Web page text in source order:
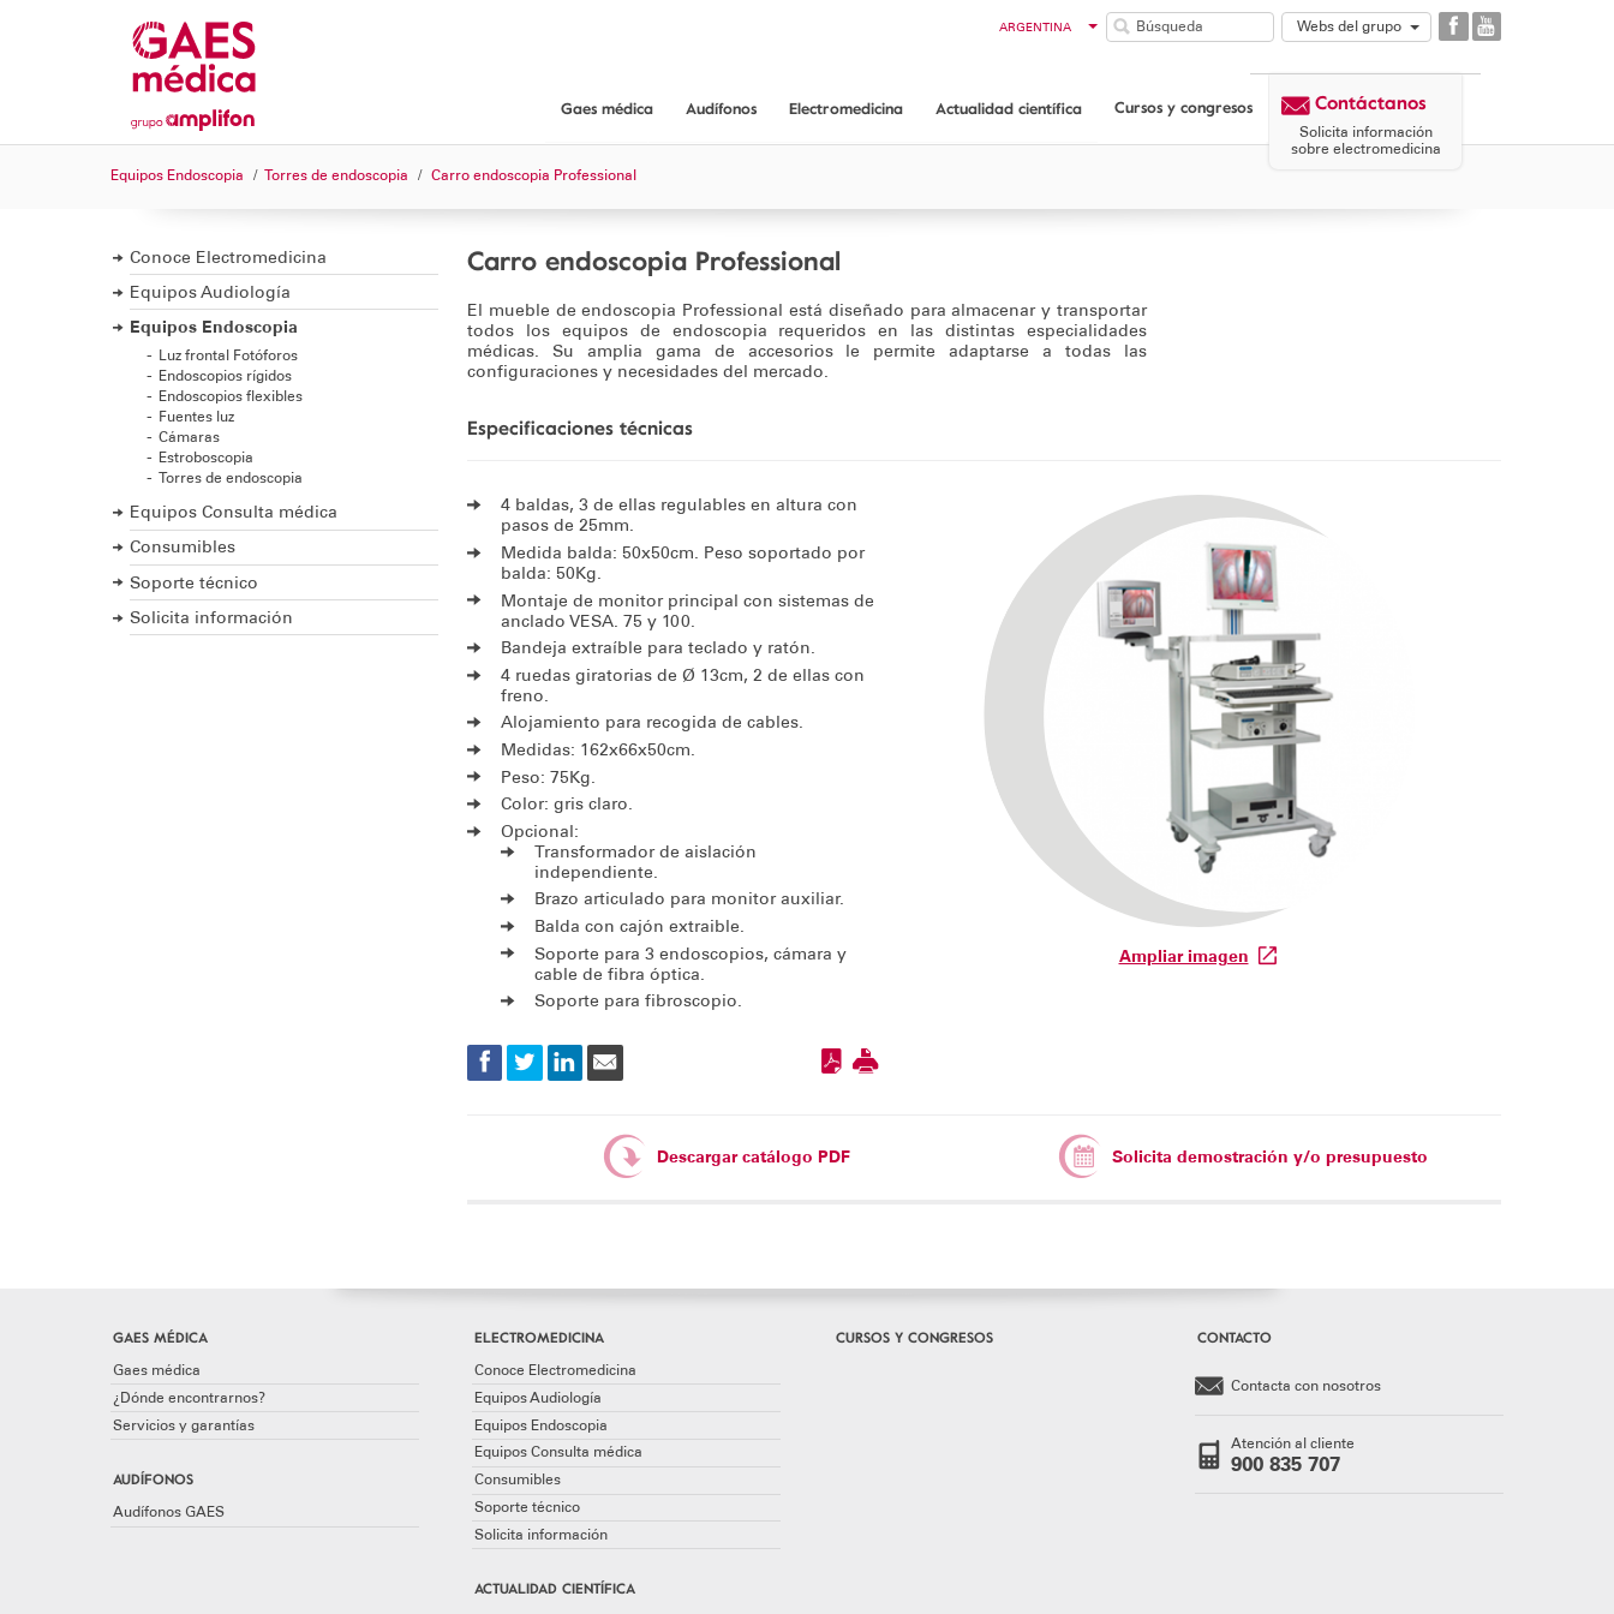
Webs del grupo
COMUNIDAD
GAES
CORPORATIVA
GAES
ARGENTINA
PANAMÁ
Gaes médica
Gaes médica
¿Dónde encontrarnos?
Audífonos Electromedicina
Equipos Audiología
Consumibles
Soporte técnico
Actualidad científica
Audiometría conductual Dr. Mariano Rodríguez
Cursos y congresos Contáctanos
Solicita información
sobre electromedicina
Equipos Endoscopia
Torres de endoscopia Carro endoscopia Professional
Conoce Electromedicina
Equipos Audiología
Equipos Endoscopia
Luz frontal Fotóforos
Endoscopios rígidos
Endoscopios flexibles
Fuentes luz
Cámaras
Estroboscopia
Torres de endoscopia
Equipos Consulta médica
Consumibles
Soporte técnico
Solicita información
Carro endoscopia Professional
El mueble de endoscopia Professional está diseñado para almacenar y transportar
todos los equipos de endoscopia requeridos en las distintas especialidades
médicas. Su amplia gama de accesorios le permite adaptarse a todas las
configuraciones y necesidades del mercado.
Especificaciones técnicas
4 baldas, 3 de ellas regulables en altura con
pasos de 25mm.
Medida balda: 50x50cm. Peso soportado por
balda: 50Kg.
Montaje de monitor principal con sistemas de
anclado VESA. 75 y 100.
Bandeja extraíble para teclado y ratón.
4 ruedas giratorias de Ø 13cm, 2 de ellas con
freno.
Alojamiento para recogida de cables.
Medidas: 162x66x50cm.
Peso: 75Kg.
Color: gris claro.
Opcional:
Transformador de aislación
independiente.
Brazo articulado para monitor auxiliar.
Balda con cajón extraible.
Soporte para 3 endoscopios, cámara y
cable de fibra óptica.
Soporte para fibroscopio.
Ampliar imagen
Descargar catálogo PDF Solicita demostración y/o presupuesto
GAES MÉDICA
Gaes médica
¿Dónde encontrarnos?
Servicios y garantías
AUDÍFONOS
Audífonos GAES
ELECTROMEDICINA
Conoce Electromedicina
Equipos Audiología
Equipos Endoscopia
Equipos Consulta médica
Consumibles
Soporte técnico
Solicita información
ACTUALIDAD CIENTÍFICA
CURSOS Y CONGRESOS CONTACTO
Contacta con nosotros
Atención al cliente
900 835 707